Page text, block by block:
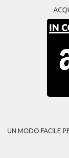
UN MODO FACILE